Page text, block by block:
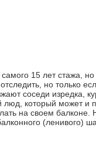
15 лет стажа,
но только
соседи изредка,
который может и
на своем балконе.
(ленивого)